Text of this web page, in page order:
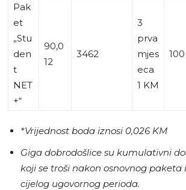
Pak
et
„Stu
den
t
NET
+“
90,0
12
3462
3
prva
mjes
eca
1 KM
*Vrijednost boda iznosi 0,026 KM
Giga dobrodošlice su kumulativni
koji se troši nakon osnovnog paketa
cijelog ugovornog perioda.